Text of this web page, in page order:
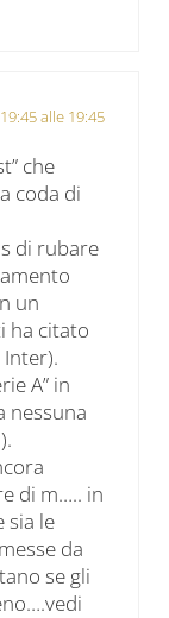
alle 19:45
che
coda di
di rubare
un
ha citato
A” in
nessuna
di m….. in
sia le
da
se gli